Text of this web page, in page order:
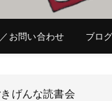
お問い合わせ ブロ
げんな読書会